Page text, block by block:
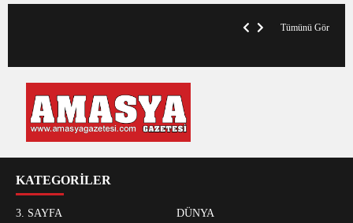
Tümünü Gör
KATEGORİLER
3. SAYFA
DÜNYA